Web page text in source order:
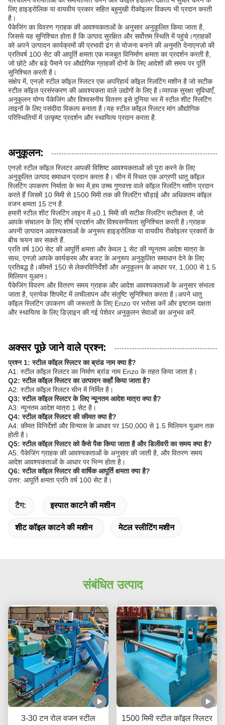
लिए हाइड्रोलिक या वायवीय प्रकार सहित बहुमुखी रीकोइलर विकल्प भी प्रदान करती
है।
पैकेजिंग का विवरण ग्राहक की आवश्यकताओं के अनुसार अनुकूलित किया जाता है,
जिससे यह सुनिश्चित होता है कि उत्पाद सुरक्षित और सर्वोत्तम स्थिति में पहुंचे।ग्राहकों
को अपने उत्पादन कार्यक्रमों की प्रभावी ढंग से योजना बनाने की अनुमति देनाएनज़ो की
प्रतिवर्ष 100 सेट की आपूर्ति क्षमता एक मजबूत विनिर्माण क्षमता का प्रदर्शन करती है,
जो छोटे और बड़े पैमाने पर औद्योगिक ग्राहकों दोनों के लिए आदेशों की समय पर पूर्ति
सुनिश्चित करती है।
संक्षेप में, एनज़ो स्टील कॉइल स्लिटर एक अपरिहार्य कॉइल स्लिटिंग मशीन है जो सटीक
स्टील कॉइल प्रसंस्करण की आवश्यकता वाले उद्योगों के लिए है।व्यापक सुरक्षा सुविधाएँ,
अनुकूलन योग्य पैकेजिंग और विश्वसनीय वितरण इसे दुनिया भर में स्टील शीट स्लिटिंग
लाइनों के लिए पसंदीदा विकल्प बनाता है।यह स्टील कॉइल स्लिटर मांग औद्योगिक
परिस्थितियों में उत्कृष्ट प्रदर्शन और स्थायित्व प्रदान करता है.
अनुकूलन:
एनज़ो स्टील कॉइल स्लिटर आपकी विशिष्ट आवश्यकताओं को पूरा करने के लिए
अनुकूलित उत्पाद समाधान प्रदान करता है। चीन में स्थित एक अग्रणी धातु कॉइल
स्लिटिंग उपकरण निर्माता के रूप में,हम उच्च गुणवत्ता वाले कॉइल स्लिटिंग मशीन प्रदान
करते हैं जिसमें 10 मिमी से 1500 मिमी तक की स्लिटिंग चौड़ाई और अधिकतम कॉइल
वजन क्षमता 15 टन है.
हमारी स्टील शीट स्लिटिंग लाइन में ±0.1 मिमी की सटीक स्लिटिंग सटीकता है, जो
आपके संचालन के लिए शीर्ष प्रदर्शन और विश्वसनीयता सुनिश्चित करती है।ग्राहक
अपनी उत्पादन आवश्यकताओं के अनुरूप हाइड्रोलिक या वायवीय रीकोइलर प्रकारों के
बीच चयन कर सकते हैं.
प्रति वर्ष 100 सेट की आपूर्ति क्षमता और केवल 1 सेट की न्यूनतम आदेश मात्रा के
साथ, एनज़ो आपके कार्यक्रम और बजट के अनुरूप अनुकूलित समाधान देने के लिए
प्रतिबद्ध है।कीमतें 150 से लेकरविनिर्देशों और अनुकूलन के आधार पर, 1,000 से 1.5
मिलियन युआन।
पैकेजिंग विवरण और वितरण समय ग्राहक और आदेश आवश्यकताओं के अनुसार संभाला
जाता है, प्रत्येक शिपमेंट में लचीलापन और संतुष्टि सुनिश्चित करता है।अपने धातु
कॉइल स्लिटिंग उपकरण की जरूरतों के लिए Enzo पर भरोसा करें और इष्टतम दक्षता
और स्थायित्व के लिए डिज़ाइन की गई पेशेवर अनुकूलन सेवाओं का अनुभव करें.
अक्सर पूछे जाने वाले प्रश्न:
प्रश्न 1: स्टील कॉइल स्लिटर का ब्रांड नाम क्या है?
A1: स्टील कॉइल स्लिटर का निर्माण ब्रांड नाम Enzo के तहत किया जाता है।
Q2: स्टील कॉइल स्लिटर का उत्पादन कहाँ किया जाता है?
A2: स्टील कॉइल स्लिटर चीन में निर्मित है।
Q3: स्टील कॉइल स्लिटर के लिए न्यूनतम आदेश मात्रा क्या है?
A3: न्यूनतम आदेश मात्रा 1 सेट है।
Q4: स्टील कॉइल स्लिटर की कीमत क्या है?
A4: कीमत विनिर्देशों और विन्यास के आधार पर 150,000 से 1.5 मिलियन युआन तक
होती है।
Q5: स्टील कॉइल स्लिटर को कैसे पैक किया जाता है और डिलीवरी का समय क्या है?
A5: पैकेजिंग ग्राहक की आवश्यकताओं के अनुसार की जाती है, और वितरण समय
आदेश आवश्यकताओं के आधार पर भिन्न होता है।
Q6: स्टील कॉइल स्लिटर की वार्षिक आपूर्ति क्षमता क्या है?
उत्तर: आपूर्ति क्षमता प्रति वर्ष 100 सेट है।
टैग: इस्पात काटने की मशीन
शीट कॉइल काटने की मशीन मेटल स्लीटिंग मशीन
संबंधित उत्पाद
3-30 टन रोल वजन स्टील
1500 मिमी स्टील कॉइल स्लिटर